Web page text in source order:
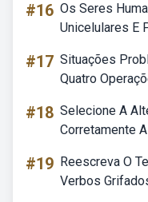
#16 Os Seres
Unicelulares E
#17 Situações
Quatro
#18 Selecione A
Corretamente
#19 Reescreva O
Verbos